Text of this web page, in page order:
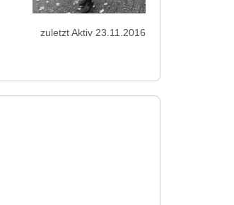
zuletzt Aktiv 23.11.2016